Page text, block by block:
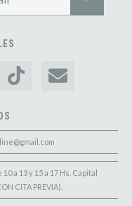
a 13 y 15 a 17 Hs. Capital
CITA PREVIA).